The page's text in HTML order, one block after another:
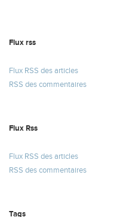
Flux rss
Flux RSS des articles
RSS des commentaires
Flux Rss
Flux RSS des articles
RSS des commentaires
Tags